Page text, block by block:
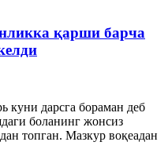
қарши барча
куни дарсга бораман деб
боланинг жонсиз
топган. Мазкур воқеадан